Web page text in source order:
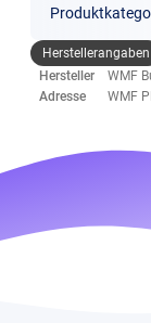
Herstellerangaben
Hersteller
WMF
Adresse
WMF